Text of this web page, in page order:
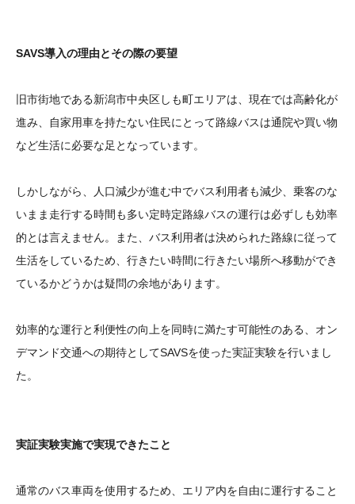
SAVS導入の理由とその際の要望
旧市街地である新潟市中央区しも町エリアは、現在では高齢化が
進み、自家用車を持たない住民にとって路線バスは通院や買い物
など生活に必要な足となっています。
しかしながら、人口減少が進む中でバス利用者も減少、乗客のな
いまま走行する時間も多い定時定路線バスの運行は必ずしも効率
的とは言えません。また、バス利用者は決められた路線に従って
生活をしているため、行きたい時間に行きたい場所へ移動ができ
ているかどうかは疑問の余地があります。
効率的な運行と利便性の向上を同時に満たす可能性のある、オン
デマンド交通への期待としてSAVSを使った実証実験を行いまし
た。
実証実験実施で実現できたこと
通常のバス車両を使用するため、エリア内を自由に運行すること